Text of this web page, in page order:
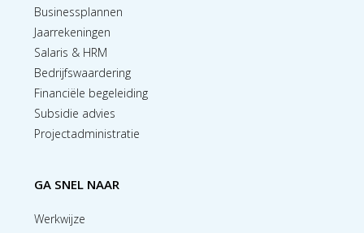
Businessplannen
Jaarrekeningen
Salaris & HRM
Bedrijfswaardering
Financiële begeleiding
Subsidie advies
Projectadministratie
GA SNEL NAAR
Werkwijze